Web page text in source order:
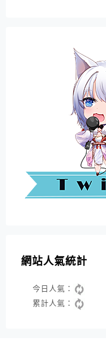
網站人氣統計
今日人氣：
累計人氣：